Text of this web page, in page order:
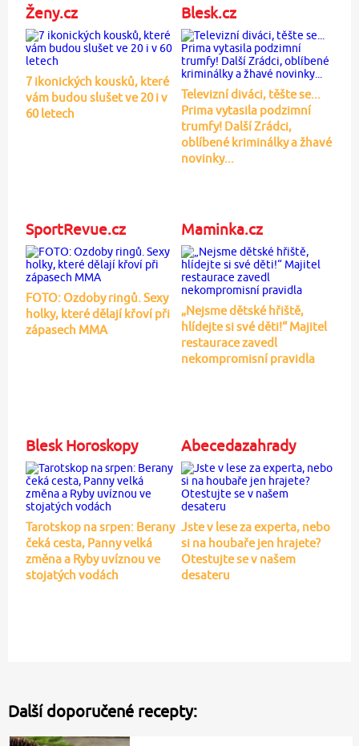
Ženy.cz
7 ikonických kousků, které
vám budou slušet ve 20 i v
60 letech
Blesk.cz
Televizní diváci, těšte se...
Prima vytasila podzimní
trumfy! Další Zrádci,
oblíbené kriminálky a žhavé
novinky...
SportRevue.cz
FOTO: Ozdoby ringů. Sexy
holky, které dělají křoví při
zápasech MMA
Maminka.cz
„Nejsme dětské hřiště,
hlídejte si své děti!“ Majitel
restaurace zavedl
nekompromisní pravidla
Blesk Horoskopy
Tarotskop na srpen: Berany
čeká cesta, Panny velká
změna a Ryby uvíznou ve
stojatých vodách
Abecedazahrady
Jste v lese za experta, nebo
si na houbaře jen hrajete?
Otestujte se v našem
desateru
Další doporučené recepty: